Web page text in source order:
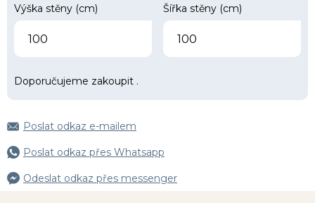
Výška stěny (cm) Šířka stěny (cm)
Doporučujeme zakoupit .
Poslat odkaz e-mailem
Poslat odkaz přes Whatsapp
Odeslat odkaz přes messenger